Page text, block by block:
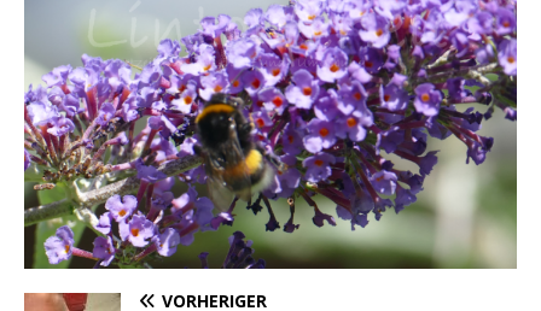
VORHERIGER